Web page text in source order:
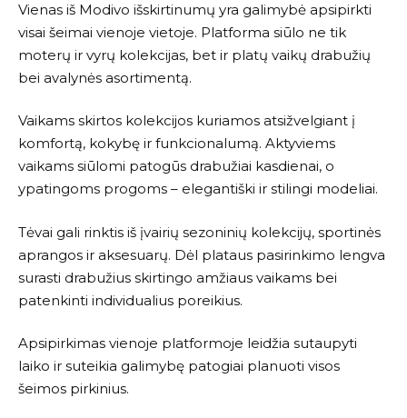
Vienas iš Modivo išskirtinumų yra galimybė apsipirkti
visai šeimai vienoje vietoje. Platforma siūlo ne tik
moterų ir vyrų kolekcijas, bet ir platų vaikų drabužių
bei avalynės asortimentą.
Vaikams skirtos kolekcijos kuriamos atsižvelgiant į
komfortą, kokybę ir funkcionalumą. Aktyviems
vaikams siūlomi patogūs drabužiai kasdienai, o
ypatingoms progoms – elegantiški ir stilingi modeliai.
Tėvai gali rinktis iš įvairių sezoninių kolekcijų, sportinės
aprangos ir aksesuarų. Dėl plataus pasirinkimo lengva
surasti drabužius skirtingo amžiaus vaikams bei
patenkinti individualius poreikius.
Apsipirkimas vienoje platformoje leidžia sutaupyti
laiko ir suteikia galimybę patogiai planuoti visos
šeimos pirkinius.